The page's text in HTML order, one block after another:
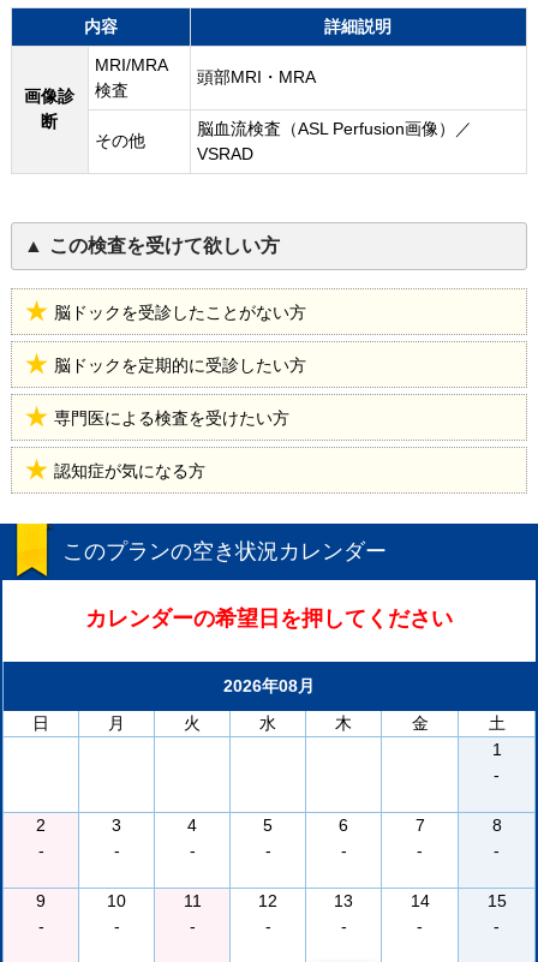
内容 詳細説明
画像診
断
MRI/MRA
検査
頭部MRI・MRA
その他
脳血流検査（ASL Perfusion画像）／
VSRAD
この検査を受けて欲しい方
脳ドックを受診したことがない方
脳ドックを定期的に受診したい方
専門医による検査を受けたい方
認知症が気になる方
このプランの空き状況カレンダー
カレンダーの希望日を押してください
2026年08月
日
月 火 水 木 金
土
1
-
2
-
3
-
4
-
5
-
6
-
7
-
8
-
9
-
10
-
11
-
12
-
13
-
14
-
15
-